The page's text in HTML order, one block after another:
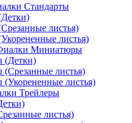
Стандарты
листья)
листья)
Миниатюры
(Детки)
листья)
листья)
Трейлеры
листья)